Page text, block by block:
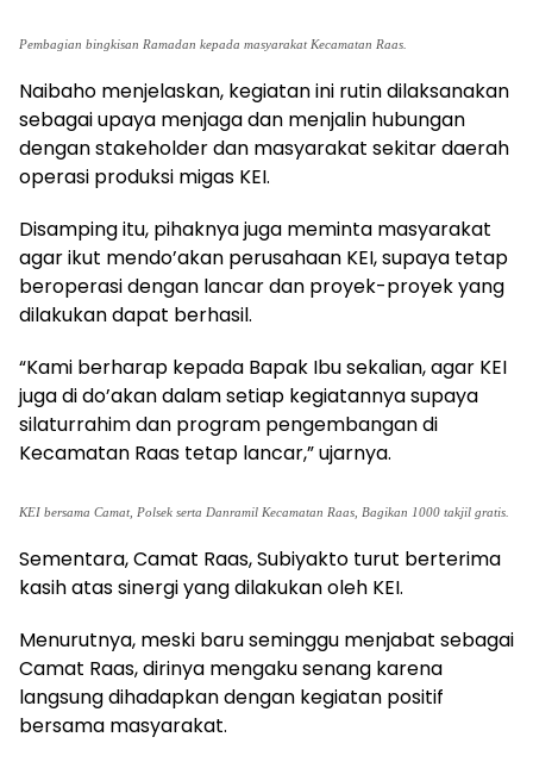
Pembagian bingkisan Ramadan kepada masyarakat Kecamatan Raas.
Naibaho menjelaskan, kegiatan ini rutin dilaksanakan
sebagai upaya menjaga dan menjalin hubungan
dengan stakeholder dan masyarakat sekitar daerah
operasi produksi migas KEI.
Disamping itu, pihaknya juga meminta masyarakat
agar ikut mendo’akan perusahaan KEI, supaya tetap
beroperasi dengan lancar dan proyek-proyek yang
dilakukan dapat berhasil.
“Kami berharap kepada Bapak Ibu sekalian, agar KEI
juga di do’akan dalam setiap kegiatannya supaya
silaturrahim dan program pengembangan di
Kecamatan Raas tetap lancar,” ujarnya.
KEI bersama Camat, Polsek serta Danramil Kecamatan Raas, Bagikan 1000 takjil gratis.
Sementara, Camat Raas, Subiyakto turut berterima
kasih atas sinergi yang dilakukan oleh KEI.
Menurutnya, meski baru seminggu menjabat sebagai
Camat Raas, dirinya mengaku senang karena
langsung dihadapkan dengan kegiatan positif
bersama masyarakat.